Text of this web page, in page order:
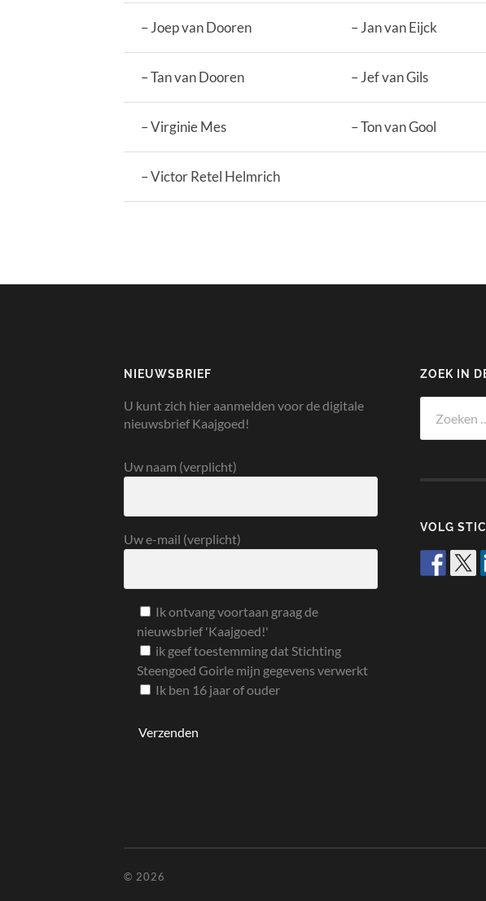
– Joep van Dooren – Jan van Eijck
– Tan van Dooren – Jef van Gils
– Virginie Mes – Ton van Gool
– Victor Retel Helmrich
NIEUWSBRIEF
U kunt zich hier aanmelden voor de digitale
nieuwsbrief Kaajgoed!
Uw naam (verplicht)
Uw e-mail (verplicht)
Ik ontvang voortaan graag de
nieuwsbrief 'Kaajgoed!'
ik geef toestemming dat Stichting
Steengoed Goirle mijn gegevens verwerkt
Ik ben 16 jaar of ouder
ZOEK IN
naar:
VOLG
© 2026